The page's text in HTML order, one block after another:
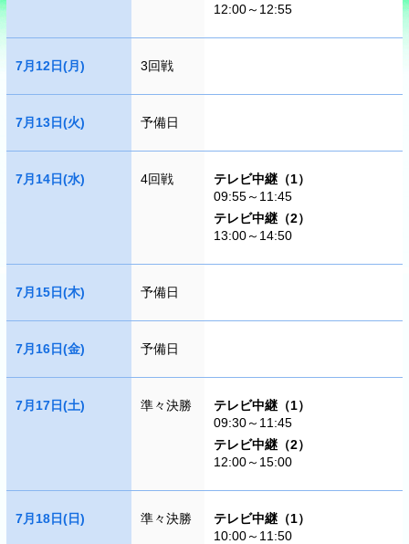
12:00～12:55
7月12日(月) 3回戦
7月13日(火) 予備日
7月14日(水) 4回戦
テレビ中継（1）
09:55～11:45
テレビ中継（2）
13:00～14:50
7月15日(木) 予備日
7月16日(金) 予備日
7月17日(土) 準々決勝
テレビ中継（1）
09:30～11:45
テレビ中継（2）
12:00～15:00
7月18日(日) 準々決勝
テレビ中継（1）
10:00～11:50